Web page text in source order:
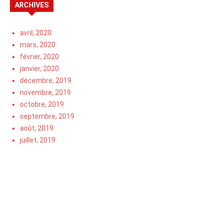
ARCHIVES
avril, 2020
mars, 2020
février, 2020
janvier, 2020
décembre, 2019
novembre, 2019
octobre, 2019
septembre, 2019
août, 2019
juillet, 2019